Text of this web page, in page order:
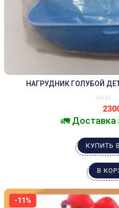
НАГРУДНИК ГОЛУБОЙ
🚛 Доставка
КУПИТЬ
В
-11%